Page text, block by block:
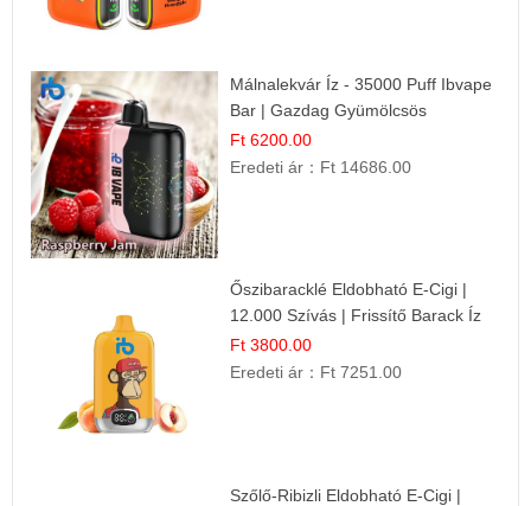
Málnalekvár Íz - 35000 Puff Ibvape
Bar | Gazdag Gyümölcsös
Ízélmény!
Ft 6200.00
Eredeti ár： Ft 14686.00
Őszibaracklé Eldobható E-Cigi |
12.000 Szívás | Frissítő Barack Íz
Ft 3800.00
Eredeti ár： Ft 7251.00
Szőlő-Ribizli Eldobható E-Cigi |